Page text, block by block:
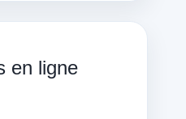
en ligne